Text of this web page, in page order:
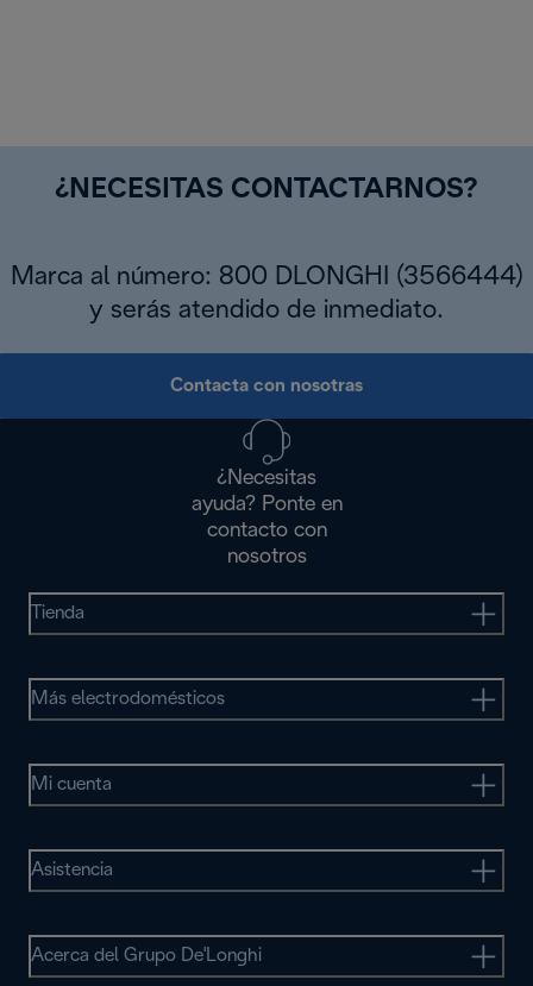
¿NECESITAS CONTACTARNOS?
Marca al número: 800 DLONGHI (3566444)
y serás atendido de inmediato.
Contacta con nosotras
¿Necesitas
ayuda? Ponte en
contacto con
nosotros
Tienda
Más electrodomésticos
Mi cuenta
Asistencia
Acerca del Grupo De'Longhi